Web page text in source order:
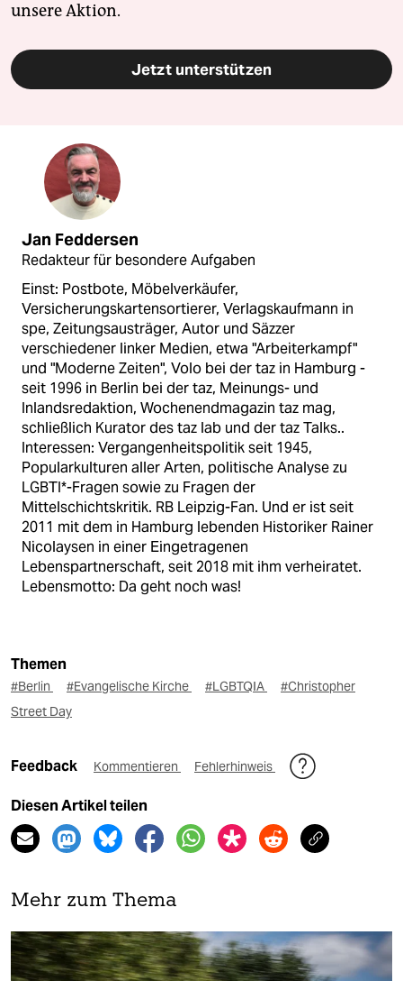
unsere Aktion.
Jetzt unterstützen
Jan Feddersen
Redakteur für besondere Aufgaben
Einst: Postbote, Möbelverkäufer,
Versicherungskartensortierer, Verlagskaufmann in
spe, Zeitungsausträger, Autor und Säzzer
verschiedener linker Medien, etwa "Arbeiterkampf"
und "Moderne Zeiten", Volo bei der taz in Hamburg -
seit 1996 in Berlin bei der taz, Meinungs- und
Inlandsredaktion, Wochenendmagazin taz mag,
schließlich Kurator des taz lab und der taz Talks..
Interessen: Vergangenheitspolitik seit 1945,
Popularkulturen aller Arten, politische Analyse zu
LGBTI*-Fragen sowie zu Fragen der
Mittelschichtskritik. RB Leipzig-Fan. Und er ist seit
2011 mit dem in Hamburg lebenden Historiker Rainer
Nicolaysen in einer Eingetragenen
Lebenspartnerschaft, seit 2018 mit ihm verheiratet.
Lebensmotto: Da geht noch was!
Themen
#Berlin #Evangelische Kirche #LGBTQIA
#Christopher
Street Day
Feedback Kommentieren Fehlerhinweis
Diesen Artikel teilen
Mehr zum Thema